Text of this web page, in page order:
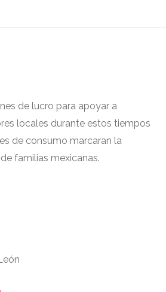
de lucro para apoyar a
locales durante estos tiempos
de consumo marcaran la
familias mexicanas.